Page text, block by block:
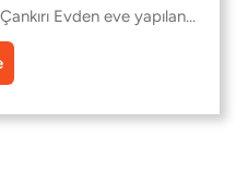
Evden eve yapılan…